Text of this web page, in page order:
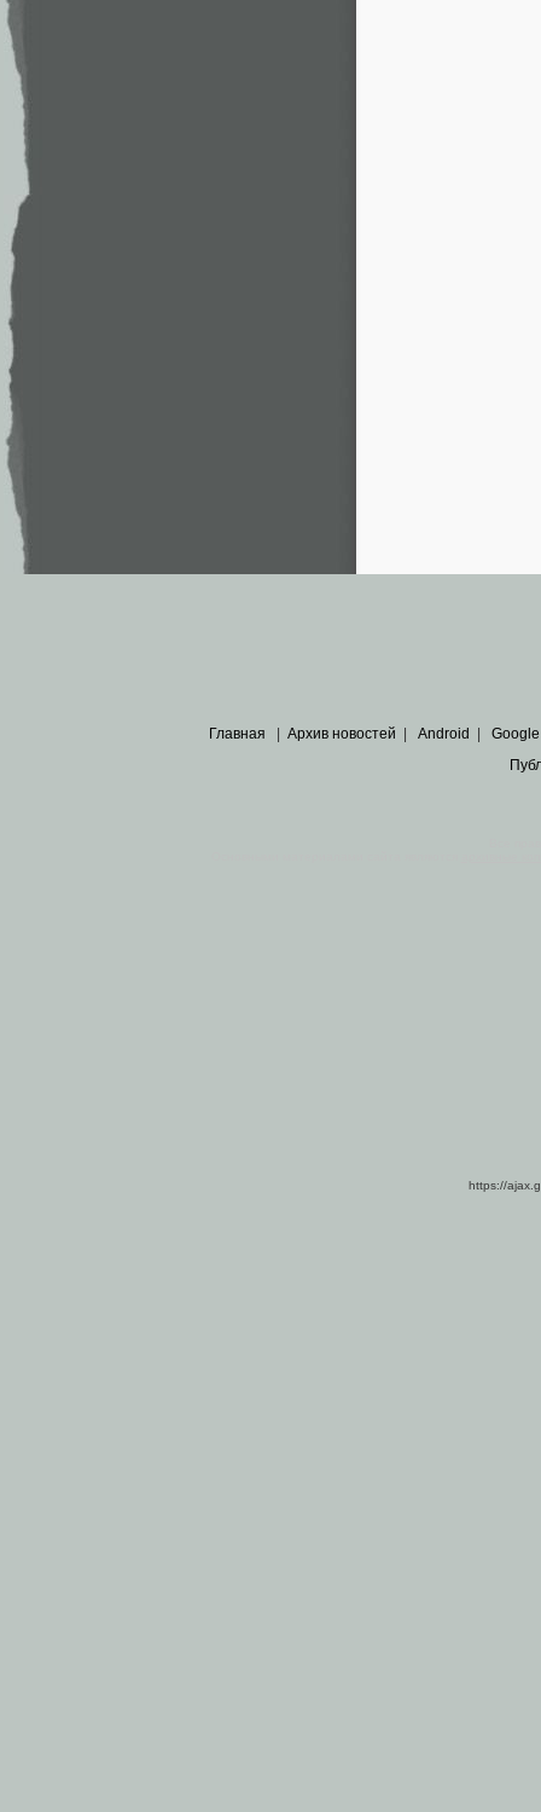
Главная Архив новостей Android Google
https://